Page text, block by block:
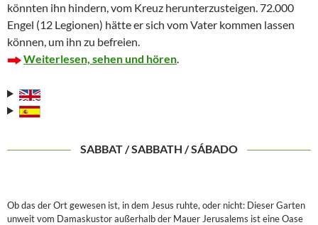
könnten ihn hindern, vom Kreuz herunterzusteigen. 72.000
Engel (12 Legionen) hätte er sich vom Vater kommen lassen
können, um ihn zu befreien.
Weiterlesen, sehen und hören.
SABBAT / SABBATH / SÁBADO
Ob das der Ort gewesen ist, in dem Jesus ruhte, oder nicht: Dieser Garten
unweit vom Damaskustor außerhalb der Mauer Jerusalems ist eine Oase